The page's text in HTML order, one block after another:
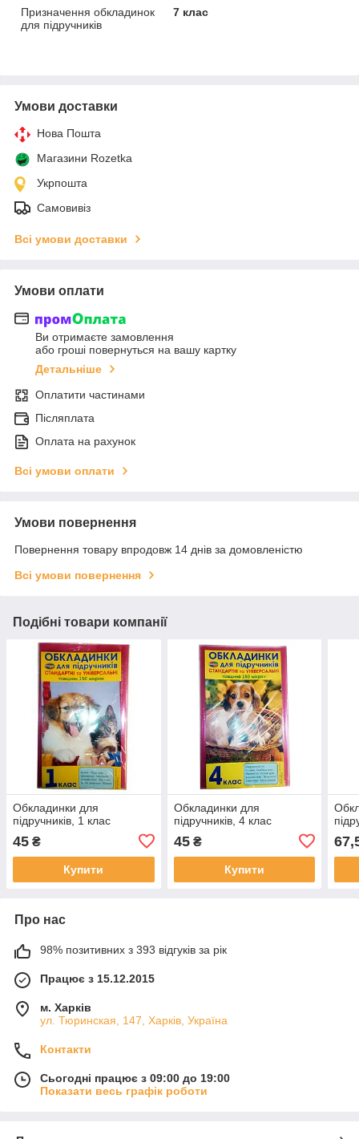
Призначення обкладинок
для підручників
7 клас
Умови доставки
Нова Пошта
Магазини Rozetka
Укрпошта
Самовивіз
Всі умови доставки
Умови оплати
Ви отримаєте замовлення
або гроші повернуться на вашу картку
Детальніше
Оплатити частинами
Післяплата
Оплата на рахунок
Всі умови оплати
Умови повернення
Повернення товару впродовж 14 днів за домовленістю
Всі умови повернення
Подібні товари компанії
Обкладинки для
підручників, 1 клас
45 ₴
Купити
Обкладинки для
підручників, 4 клас
45₴
Купити
Про нас
98% позитивних з 393 відгуків за рік
Працює з 15.12.2015
м. Харків
ул. Тюринская, 147, Харків, Україна
Контакти
Сьогодні працює з 09:00 до 19:00
Показати весь графік роботи